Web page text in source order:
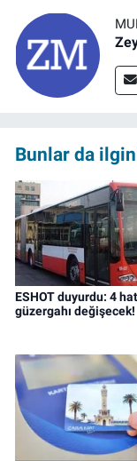
Bunlar da
ESHOT duyurdu: 4
güzergahı değişecek!